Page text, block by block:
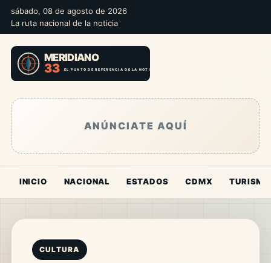
sábado, 08 de agosto de 2026
La ruta nacional de la noticia
ANÚNCIATE AQUÍ
INICIO NACIONAL ESTADOS CDMX TURISMO
CULTURA